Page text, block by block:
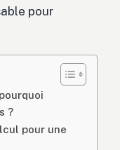
pour
?
pour une